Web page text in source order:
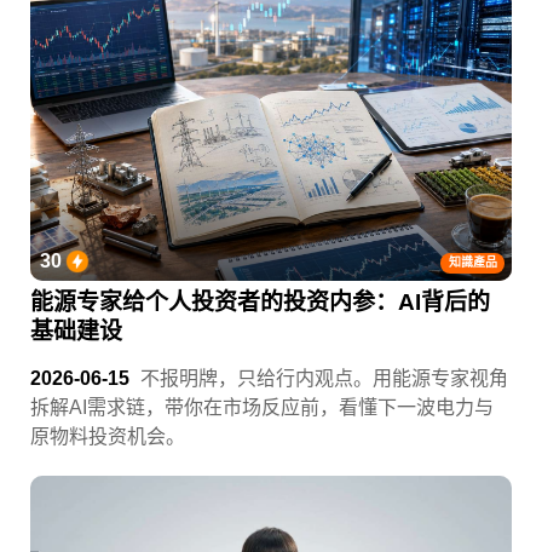
知識產品
30
能源专家给个人投资者的投资内参：AI背后的
基础建设
2026-06-15 不报明牌，只给行内观点。用能源专家视角
拆解AI需求链，带你在市场反应前，看懂下一波电力与
原物料投资机会。